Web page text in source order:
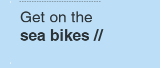
Get on the
sea bikes //